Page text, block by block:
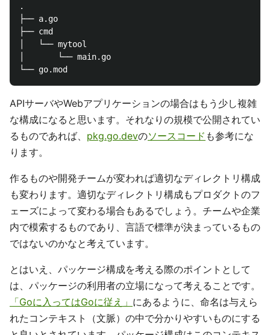
.
├── a.go
├── cmd
│   └── mytool
│       └── main.go
APIサーバやWebアプリケーションの場合はもう少し複雑
な構成になると思います。それなりの規模で公開されてい
るものであれば、 pkg.go.devのソースコード も参考にな
ります。
作るものや開発チームが変われば適切なディレクトリ構成
も変わります。適切なディレクトリ構成もプロダクトのフ
ェーズによって変わる場合もあるでしょう。チームや企業
内で模索するものであり、言語で標準が決まっているもの
ではないのかなと考えています。
とはいえ、パッケージ構成を考える際のポイントとして
は、パッケージの利用者の立場になって考えることです。
「Goに入ってはGoに従え」 にあるように、命名は与えら
れたコンテキスト（文脈）の中で分かりやすいものにする